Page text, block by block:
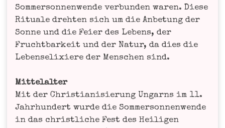
Som­mer­son­nen­wen­de ver­bun­den waren. Die­se
Ritua­le dreh­ten sich um die Anbe­tung der
Son­ne und die Fei­er des Lebens, der
Frucht­bar­keit und der Natur, da dies die
Lebens­eli­xie­re der Men­schen sind.
Mit­tel­al­ter
Mit der Chris­tia­ni­sie­rung Ungarns im 11.
Jahr­hun­dert wur­de die Som­mer­son­nen­wen­de
in das christ­li­che Fest des Hei­li­gen